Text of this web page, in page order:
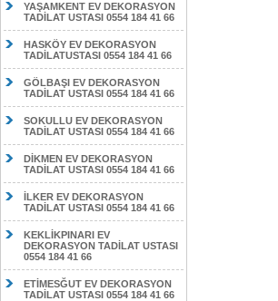
YAŞAMKENT EV DEKORASYON
TADİLAT USTASI 0554 184 41 66
HASKÖY EV DEKORASYON
TADİLATUSTASI 0554 184 41 66
GÖLBAŞI EV DEKORASYON
TADİLAT USTASI 0554 184 41 66
SOKULLU EV DEKORASYON
TADİLAT USTASI 0554 184 41 66
DİKMEN EV DEKORASYON
TADİLAT USTASI 0554 184 41 66
İLKER EV DEKORASYON
TADİLAT USTASI 0554 184 41 66
KEKLİKPINARI EV
DEKORASYON TADİLAT USTASI
0554 184 41 66
ETİMESĞUT EV DEKORASYON
TADİLAT USTASI 0554 184 41 66